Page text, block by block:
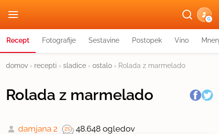
G
Recept Fotografije Sestavine Postopek Vino
domov › recepti › sladice › ostalo › Rolada z marmelado
Rolada z marmelado
damjana 2 48.648 ogledov